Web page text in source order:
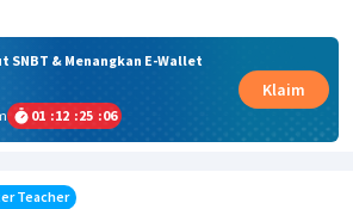
SNBT & Menangkan E-Wallet
01 :12 :25 :05
Klaim
Teacher